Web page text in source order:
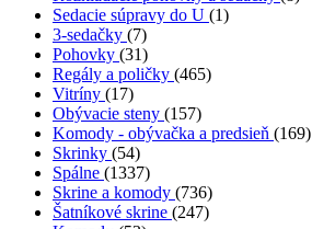
Sedacie súpravy do U (1)
3-sedačky (7)
Pohovky (31)
Regály a poličky (465)
Vitríny (17)
Obývacie steny (157)
Komody - obývačka a predsieň (169)
Skrinky (54)
Spálne (1337)
Skrine a komody (736)
Šatníkové skrine (247)